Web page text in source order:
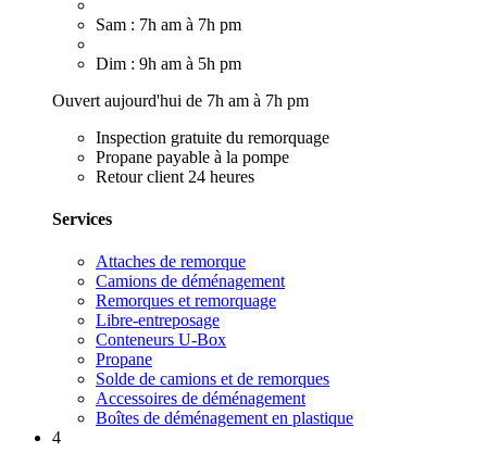
Sam : 7h am à 7h pm
Dim : 9h am à 5h pm
Ouvert aujourd'hui de 7h am à 7h pm
Inspection gratuite du remorquage
Propane payable à la pompe
Retour client 24 heures
Services
Attaches de remorque
Camions de déménagement
Remorques et remorquage
Libre-entreposage
Conteneurs U-Box
Propane
Solde de camions et de remorques
Accessoires de déménagement
Boîtes de déménagement en plastique
4